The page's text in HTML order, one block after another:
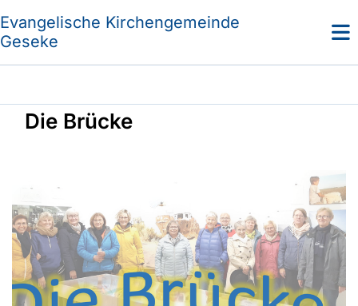
Evangelische Kirchengemeinde
Geseke
Die Brücke